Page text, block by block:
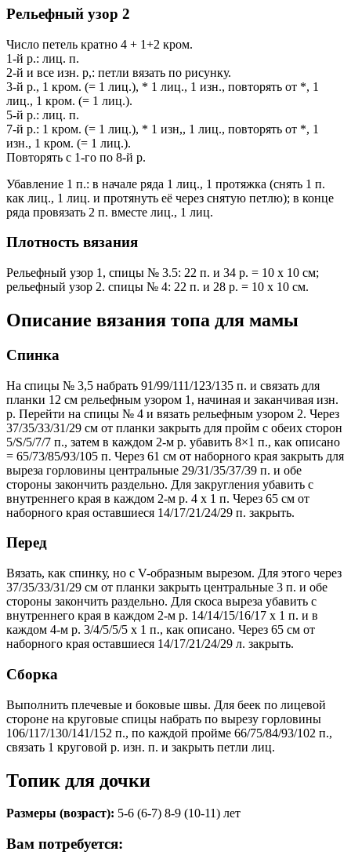
Рельефный узор 2
Число петель кратно 4 + 1+2 кром.
1-й р.: лиц. п.
2-й и все изн. р,: петли вязать по рисунку.
3-й р., 1 кром. (= 1 лиц.), * 1 лиц., 1 изн., повторять от *, 1
лиц., 1 кром. (= 1 лиц.).
5-й р.: лиц. п.
7-й р.: 1 кром. (= 1 лиц.), * 1 изн,, 1 лиц., повторять от *, 1
изн., 1 кром. (= 1 лиц.).
Повторять с 1-го по 8-й р.
Убавление 1 п.: в начале ряда 1 лиц., 1 протяжка (снять 1 п.
как лиц., 1 лиц. и протянуть её через снятую петлю); в конце
ряда провязать 2 п. вместе лиц., 1 лиц.
Плотность вязания
Рельефный узор 1, спицы № 3.5: 22 п. и 34 р. = 10 х 10 см;
рельефный узор 2. спицы № 4: 22 п. и 28 р. = 10 х 10 см.
Описание вязания топа для мамы
Спинка
На спицы № 3,5 набрать 91/99/111/123/135 п. и связать для
планки 12 см рельефным узором 1, начиная и заканчивая изн.
р. Перейти на спицы № 4 и вязать рельефным узором 2. Через
37/35/33/31/29 см от планки закрыть для пройм с обеих сторон
5/S/5/7/7 п., затем в каждом 2-м р. убавить 8×1 п., как описано
= 65/73/85/93/105 п. Через 61 см от наборного края закрыть для
выреза горловины центральные 29/31/35/37/39 п. и обе
стороны закончить раздельно. Для закругления убавить с
внутреннего края в каждом 2-м р. 4 х 1 п. Через 65 см от
наборного края оставшиеся 14/17/21/24/29 п. закрыть.
Перед
Вязать, как спинку, но c V-образным вырезом. Для этого через
37/35/33/31/29 см от планки закрыть центральные 3 п. и обе
стороны закончить раздельно. Для скоса выреза убавить с
внутреннего края в каждом 2-м р. 14/14/15/16/17 х 1 п. и в
каждом 4-м р. 3/4/5/5/5 х 1 п., как описано. Через 65 см от
наборного края оставшиеся 14/17/21/24/29 л. закрыть.
Сборка
Выполнить плечевые и боковые швы. Для беек по лицевой
стороне на круговые спицы набрать по вырезу горловины
106/117/130/141/152 п., по каждой пройме 66/75/84/93/102 п.,
связать 1 круговой р. изн. п. и закрыть петли лиц.
Топик для дочки
Размеры (возраст): 5-6 (6-7) 8-9 (10-11) лет
Вам потребуется: